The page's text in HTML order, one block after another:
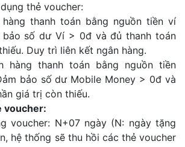
thẻ voucher:
thanh toán bằng nguồn tiền ví
bảo số dư Ví > 0đ và đủ thanh toán
Duy trì liên kết ngân hàng.
thanh toán bằng nguồn tiền
bảo số dư Mobile Money > 0đ và
giá trị còn thiếu.
voucher:
N+07 ngày (N: ngày tặng
hệ thống sẽ thu hồi các thẻ voucher